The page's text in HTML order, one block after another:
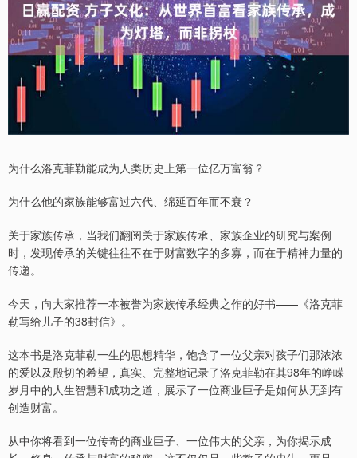
为什么洛克菲勒能成为人类历史上第一位亿万富翁？
为什么他的家族能够富过六代、绵延百年而不衰？
关于家族传承，当我们翻阅关于家族传承、家族企业的研究与案例
时，发现传承的关键往往不在于财富数字的多寡，而在于精神力量的
传递。
今天，向大家推荐一本被誉为家族传承经典之作的好书——《洛克菲
勒写给儿子的38封信》。
这本书是洛克菲勒一生的思想精华，饱含了一位父亲对孩子们那浓浓
的爱以及殷切的希望，真实、完整地记录了洛克菲勒在其98年的峥嵘
岁月中的人生智慧和成功之道，展示了一位商业巨子是如何从无到有
创造财富。
从中你将看到一位传奇的商业巨子、一位伟大的父亲，为你揭示成